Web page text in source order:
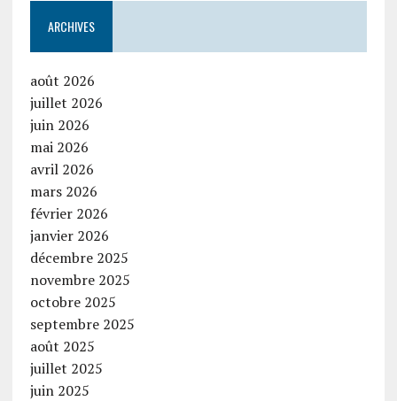
ARCHIVES
août 2026
juillet 2026
juin 2026
mai 2026
avril 2026
mars 2026
février 2026
janvier 2026
décembre 2025
novembre 2025
octobre 2025
septembre 2025
août 2025
juillet 2025
juin 2025